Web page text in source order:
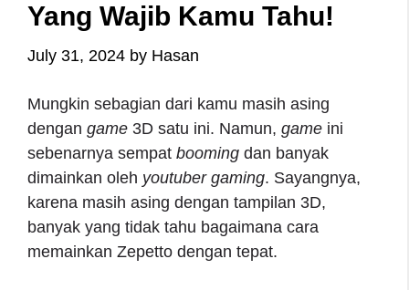
Yang Wajib Kamu Tahu!
July 31, 2024 by Hasan
Mungkin sebagian dari kamu masih asing
dengan game 3D satu ini. Namun, game ini
sebenarnya sempat booming dan banyak
dimainkan oleh youtuber gaming. Sayangnya,
karena masih asing dengan tampilan 3D,
banyak yang tidak tahu bagaimana cara
memainkan Zepetto dengan tepat.